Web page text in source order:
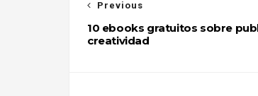
Previous
10 ebooks gratuitos sobre
creatividad